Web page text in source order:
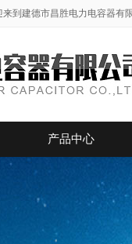
到建德市昌胜电力电容器有
产品中心